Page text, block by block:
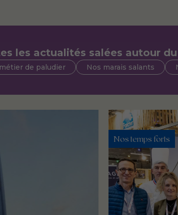
les actualités salées autour
de paludier Nos marais salants
Nos temps forts